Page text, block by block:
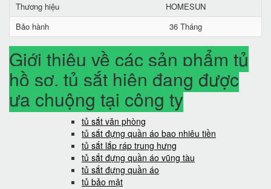
Thương hiệu
HOMESUN
Bảo hành
36 Tháng
Giới thiệu về các sản phẩm tủ
hồ sơ, tủ sắt hiện đang được
ưa chuộng tại công ty
tủ sắt văn phòng
tủ sắt đựng quần áo bao nhiêu tiền
tủ sắt lắp ráp trung hưng
tủ sắt đựng quần áo vũng tàu
tủ sắt đựng quần áo
tủ bảo mật